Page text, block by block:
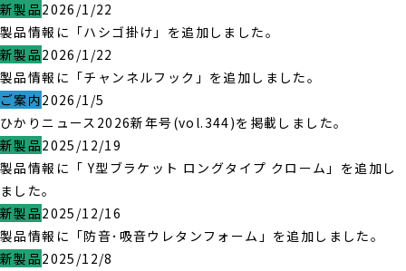
新製品2026/1/22
製品情報に「ハシゴ掛け」を追加しました。
新製品2026/1/22
製品情報に「チャンネルフック」を追加しました。
ご案内2026/1/5
ひかりニュース2026新年号(vol.344)を掲載しました。
新製品2025/12/19
製品情報に「 Y型ブラケット ロングタイプ クローム」を追加し
ました。
新製品2025/12/16
製品情報に「防音･吸音ウレタンフォーム」を追加しました。
新製品2025/12/8